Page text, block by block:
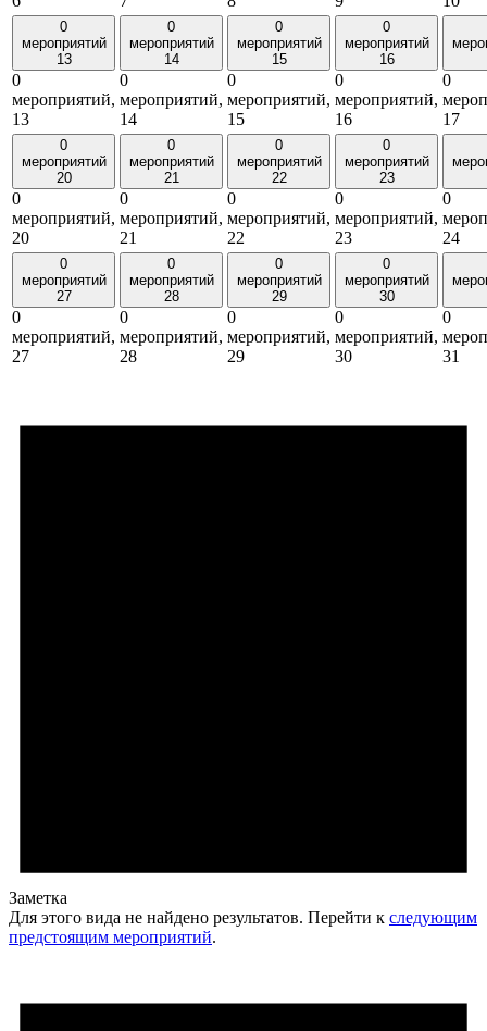
0
мероприятий
13
0
мероприятий,
13
0
мероприятий
14
0
мероприятий,
14
0
мероприятий
15
0
мероприятий,
15
0
мероприятий
16
0
мероприятий,
16
0
17
0
мероприятий
20
0
мероприятий,
20
0
мероприятий
21
0
мероприятий,
21
0
мероприятий
22
0
мероприятий,
22
0
мероприятий
23
0
мероприятий,
23
0
24
0
мероприятий
27
0
мероприятий,
27
0
мероприятий
28
0
мероприятий,
28
0
мероприятий
29
0
мероприятий,
29
0
мероприятий
30
0
мероприятий,
30
0
31
Заметка
Для этого вида не найдено результатов. Перейти к следующим
предстоящим мероприятий.